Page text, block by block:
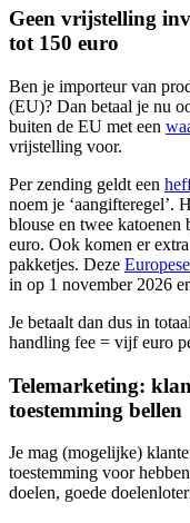
Geen vrijstelling
tot 150 euro
Ben je importeur van
(EU)? Dan betaal je nu
buiten de EU met een
vrijstelling voor.
Per zending geldt een
noem je ‘aangifteregel’.
blouse en twee katoenen
euro. Ook komen er
pakketjes. Deze
in op 1 november 2026
Je betaalt dan dus in
handling fee = vijf euro
Telemarketing:
toestemming bellen
Je mag (mogelijke)
toestemming voor
doelen, goede